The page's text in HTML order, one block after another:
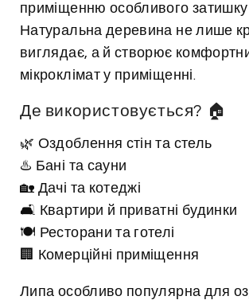
приміщенню особливого
Натуральна деревина не лише
виглядає, а й створює
мікроклімат у приміщенні.
Де використовується? 🏠
🌿 Оздоблення стін та стель
♨️ Бані та сауни
🏡 Дачі та котеджі
🛋️ Квартири й приватні будинки
🍽️ Ресторани та готелі
🏢 Комерційні приміщення
Липа особливо популярна для